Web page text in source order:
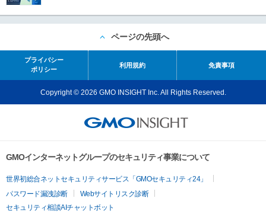
ページの先頭へ
プライバシー
ポリシー
利用規約 免責事項
Copyright © 2026 GMO INSIGHT Inc. All Rights Reserved.
GMOインターネットグループのセキュリティ事業について
世界初総合ネットセキュリティサービス「GMOセキュリティ24」
パスワード漏洩診断
Webサイトリスク診断
セキュリティ相談AIチャットボット